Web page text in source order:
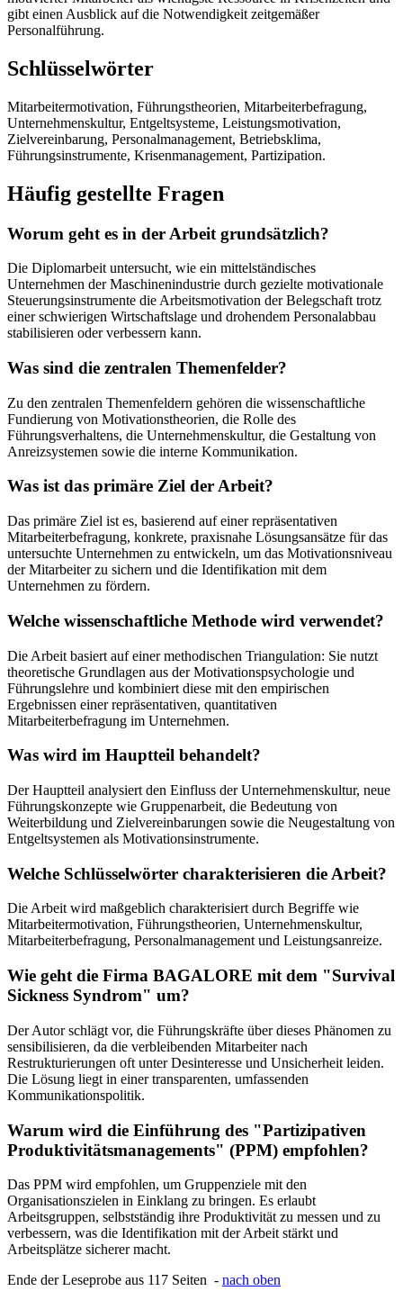
gibt einen Ausblick auf die Notwendigkeit zeitgemäßer
Personalführung.
Schlüsselwörter
Mitarbeitermotivation, Führungstheorien, Mitarbeiterbefragung,
Unternehmenskultur, Entgeltsysteme, Leistungsmotivation,
Zielvereinbarung, Personalmanagement, Betriebsklima,
Führungsinstrumente, Krisenmanagement, Partizipation.
Häufig gestellte Fragen
Worum geht es in der Arbeit grundsätzlich?
Die Diplomarbeit untersucht, wie ein mittelständisches
Unternehmen der Maschinenindustrie durch gezielte motivationale
Steuerungsinstrumente die Arbeitsmotivation der Belegschaft trotz
einer schwierigen Wirtschaftslage und drohendem Personalabbau
stabilisieren oder verbessern kann.
Was sind die zentralen Themenfelder?
Zu den zentralen Themenfeldern gehören die wissenschaftliche
Fundierung von Motivationstheorien, die Rolle des
Führungsverhaltens, die Unternehmenskultur, die Gestaltung von
Anreizsystemen sowie die interne Kommunikation.
Was ist das primäre Ziel der Arbeit?
Das primäre Ziel ist es, basierend auf einer repräsentativen
Mitarbeiterbefragung, konkrete, praxisnahe Lösungsansätze für das
untersuchte Unternehmen zu entwickeln, um das Motivationsniveau
der Mitarbeiter zu sichern und die Identifikation mit dem
Unternehmen zu fördern.
Welche wissenschaftliche Methode wird verwendet?
Die Arbeit basiert auf einer methodischen Triangulation: Sie nutzt
theoretische Grundlagen aus der Motivationspsychologie und
Führungslehre und kombiniert diese mit den empirischen
Ergebnissen einer repräsentativen, quantitativen
Mitarbeiterbefragung im Unternehmen.
Was wird im Hauptteil behandelt?
Der Hauptteil analysiert den Einfluss der Unternehmenskultur, neue
Führungskonzepte wie Gruppenarbeit, die Bedeutung von
Weiterbildung und Zielvereinbarungen sowie die Neugestaltung von
Entgeltsystemen als Motivationsinstrumente.
Welche Schlüsselwörter charakterisieren die Arbeit?
Die Arbeit wird maßgeblich charakterisiert durch Begriffe wie
Mitarbeitermotivation, Führungstheorien, Unternehmenskultur,
Mitarbeiterbefragung, Personalmanagement und Leistungsanreize.
Wie geht die Firma BAGALORE mit dem "Survival
Sickness Syndrom" um?
Der Autor schlägt vor, die Führungskräfte über dieses Phänomen zu
sensibilisieren, da die verbleibenden Mitarbeiter nach
Restrukturierungen oft unter Desinteresse und Unsicherheit leiden.
Die Lösung liegt in einer transparenten, umfassenden
Kommunikationspolitik.
Warum wird die Einführung des "Partizipativen
Produktivitätsmanagements" (PPM) empfohlen?
Das PPM wird empfohlen, um Gruppenziele mit den
Organisationszielen in Einklang zu bringen. Es erlaubt
Arbeitsgruppen, selbstständig ihre Produktivität zu messen und zu
verbessern, was die Identifikation mit der Arbeit stärkt und
Arbeitsplätze sicherer macht.
Ende der Leseprobe aus 117 Seiten - nach oben